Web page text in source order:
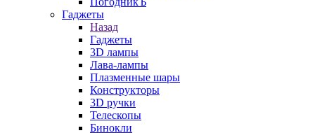
Гаджеты
Назад
Гаджеты
3D лампы
Лава-лампы
Плазменные шары
Конструкторы
3D ручки
Телескопы
Бинокли